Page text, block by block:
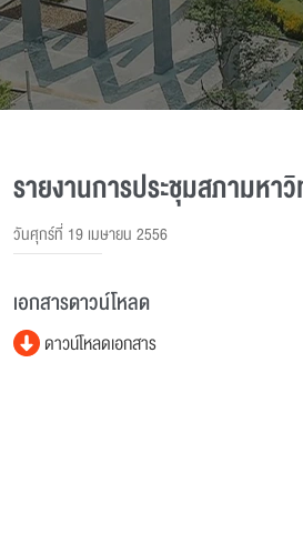
รายงานการประชุมสภามหา
วันศุกร์ที่ 19 เมษายน 2556
เอกสารดาวน์โหลด
ดาวน์โหลดเอกสาร